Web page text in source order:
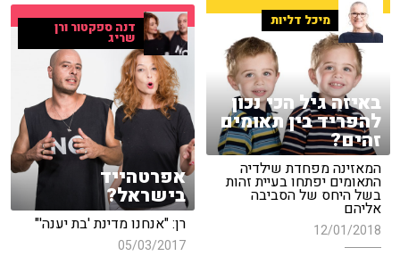
מיכל דליות
באיזה גיל הכי נכון
להפריד בין תאומים
זהים?
המאזינה מפחדת שילדיה
התאומים יפתחו בעיית זהות
בשל היחס של הסביבה
אליהם
12/01/2018
דנה ספקטור ורן
שריג
אפרטהייד
בישראל?
רן: "אנחנו מדינת 'בת יענה'"
05/03/2017